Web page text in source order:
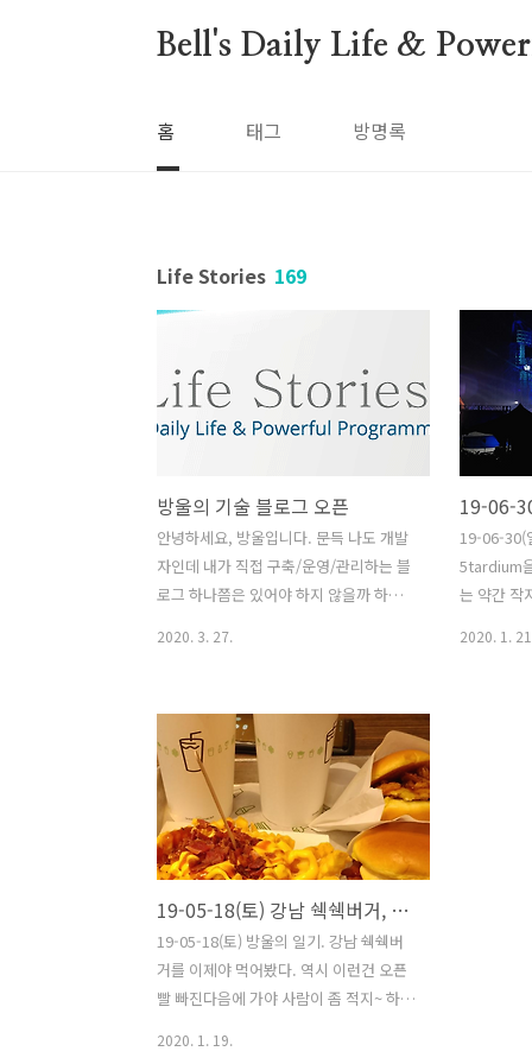
Bell's Daily Life &
홈 태그 방명록
Life Stories 169
방울의 기술 블로그 오픈
안녕하세요, 방울입니다. 문득 나도 개발
자인데 내가 직접 구축/운영/관리하는 블
로그 하나쯤은 있어야 하지 않을까 하여
문에 내가 쓴 글이 내 손안에 있다는 장점
이 있지만, 이에 따른 보안, 트래픽 관리,
장애 등의 문제에 즉시 대처하지 못할 수
있다는 중대한 단점도 있습니다. 개인적
으로 이 또한 직접 겪어보며 경험하는 것
이 실력을 쌓는 것이 좋다고 판단하여, 기
술 블로그를 운영하면서 기술을 더욱더
깊이 있게 배워보려고 합니다. 현재 내부
에서 발생 가능한 장애는 이미 사전 모니
터링 및 긴급 대응체계를 구축 해 두었으
니 괜찮지 않을까 싶습니다. 앞으로 자세
2020. 3. 27.
19-06-
19-06-30(
5tardium
는 약간 작
2020. 1.
19-05-18(토) 강남 쉑쉑버거, 일상로5G
19-05-18(토) 방울의 일기. 강남 쉑쉑버
거를 이제야 먹어봤다. 역시 이런건 오픈
빨 빠진다음에 가야 사람이 좀 적지~ 하면
2020. 1. 19.